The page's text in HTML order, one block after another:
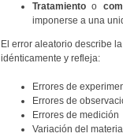
Tratamientoo
imponerse a una
El error aleatorio describe
idénticamente y refleja:
Errores de
Errores de
Errores de medición
Variación del